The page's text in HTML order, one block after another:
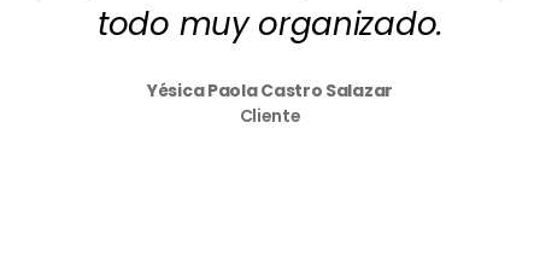
todo muy organizado.
Yésica Paola Castro Salazar
Cliente